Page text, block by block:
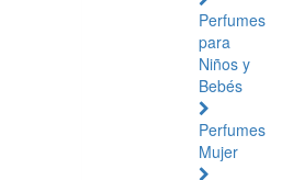
Perfumes
para
Niños y
Bebés
Perfumes
Mujer